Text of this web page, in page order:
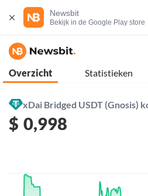
Newsbit
Bekijk in de Google Play store
Overzicht Statistieken
xDai Bridged USDT (Gnosis)
$ 0,998